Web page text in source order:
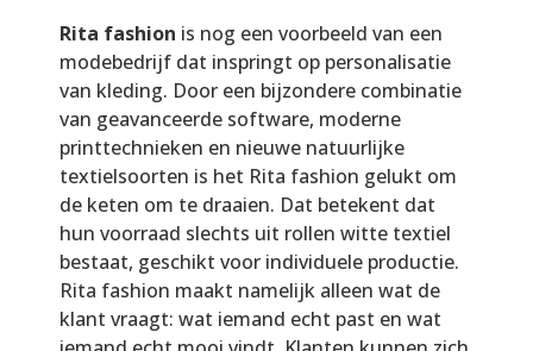
Rita fashion is nog een voorbeeld van een
modebedrijf dat inspringt op personalisatie
van kleding. Door een bijzondere combinatie
van geavanceerde software, moderne
printtechnieken en nieuwe natuurlijke
textielsoorten is het Rita fashion gelukt om
de keten om te draaien. Dat betekent dat
hun voorraad slechts uit rollen witte textiel
bestaat, geschikt voor individuele productie.
Rita fashion maakt namelijk alleen wat de
klant vraagt: wat iemand echt past en wat